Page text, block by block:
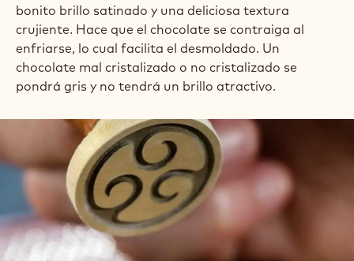
bonito brillo satinado y una deliciosa textura
crujiente. Hace que el chocolate se contraiga al
enfriarse, lo cual facilita el desmoldado. Un
chocolate mal cristalizado o no cristalizado se
pondrá gris y no tendrá un brillo atractivo.